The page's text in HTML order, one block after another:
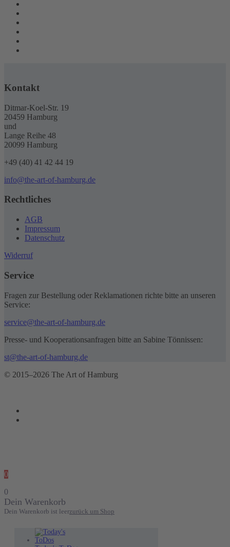
Kontakt
Ditmar-Koel-Str. 19
20459 Hamburg
und
Lange Reihe 48
20099 Hamburg
+49 (40) 41 42 44 19
info@the-art-of-hamburg.de
Rechtliches
AGB
Impressum
Datenschutz
Widerruf
Service
Fragen zur Bestellung oder Reklamationen richte bitte an unseren
Service:
service@the-art-of-hamburg.de
Presse- und Kooperationsanfragen bitte an Sabine Tönnissen:
st@the-art-of-hamburg.de
© 2015–2026 The Art of Hamburg
0
0
Dein Warenkorb
Dein Warenkorb ist leerzurück um Shop